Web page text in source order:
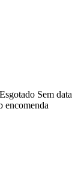
Esgotado Sem data
encomenda